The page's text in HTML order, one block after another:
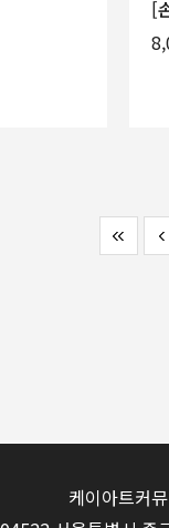
[
케이아트커